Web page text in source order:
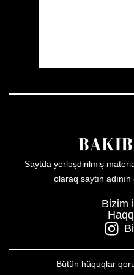
Saytda yerləşdirilmiş
olaraq saytın
Bizim
Bütün hüquqlar